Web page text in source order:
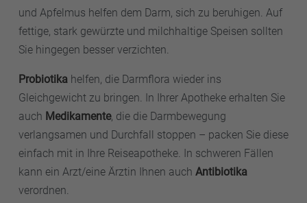
und Apfelmus helfen dem Darm, sich zu beruhigen. Auf
fettige, stark gewürzte und milchhaltige Speisen sollten
Sie hingegen besser verzichten.
Probiotika helfen, die Darmflora wieder ins
Gleichgewicht zu bringen. In Ihrer Apotheke erhalten Sie
auch Medikamente, die die Darmbewegung
verlangsamen und Durchfall stoppen – packen Sie diese
einfach mit in Ihre Reiseapotheke. In schweren Fällen
kann ein Arzt/eine Ärztin Ihnen auch Antibiotika
verordnen.